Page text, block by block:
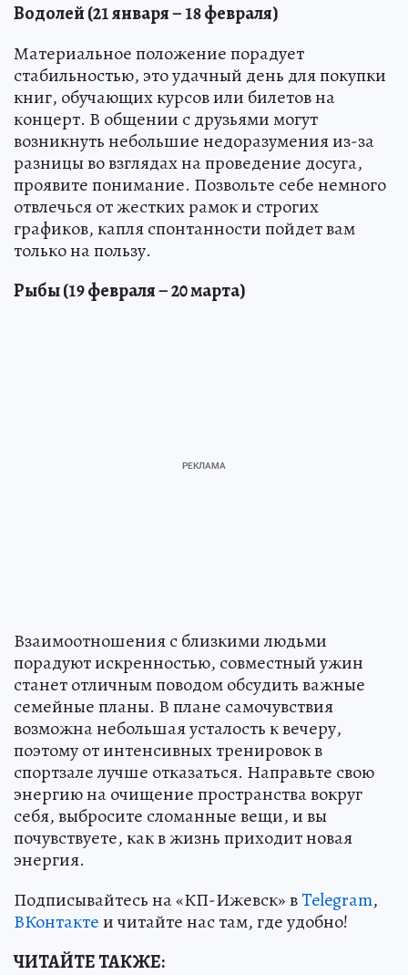
Водолей (21 января – 18 февраля)
Материальное положение порадует
стабильностью, это удачный день для покупки
книг, обучающих курсов или билетов на
концерт. В общении с друзьями могут
возникнуть небольшие недоразумения из-за
разницы во взглядах на проведение досуга,
проявите понимание. Позвольте себе немного
отвлечься от жестких рамок и строгих
графиков, капля спонтанности пойдет вам
только на пользу.
Рыбы (19 февраля – 20 марта)
Взаимоотношения с близкими людьми
порадуют искренностью, совместный ужин
станет отличным поводом обсудить важные
семейные планы. В плане самочувствия
возможна небольшая усталость к вечеру,
поэтому от интенсивных тренировок в
спортзале лучше отказаться. Направьте свою
энергию на очищение пространства вокруг
себя, выбросите сломанные вещи, и вы
почувствуете, как в жизнь приходит новая
энергия.
Подписывайтесь на «КП-Ижевск» вTelegram,
ВКонтактеи читайте нас там, где удобно!
ЧИТАЙТЕ ТАКЖЕ: